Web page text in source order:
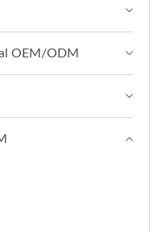
OEM/ODM